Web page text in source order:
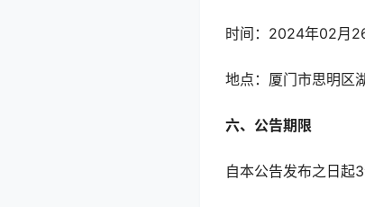
时间：2024年02月
地点：厦门市思明区
六、公告期限
自本公告发布之日起3